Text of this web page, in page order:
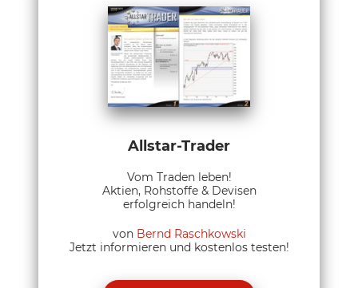
Allstar-Trader
Vom Traden leben!
Aktien, Rohstoffe & Devisen
erfolgreich handeln!
von Bernd Raschkowski
Jetzt informieren und kostenlos testen!